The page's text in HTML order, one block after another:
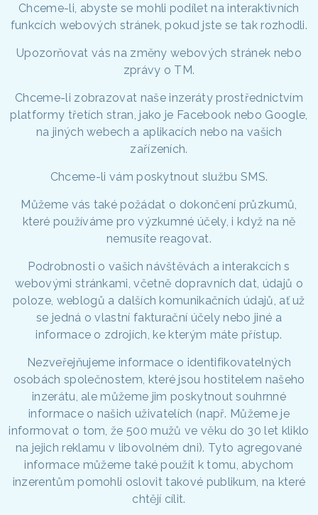
Chceme-li, abyste se mohli podílet na interaktivních
funkcích webových stránek, pokud jste se tak rozhodli.
Upozorňovat vás na změny webových stránek nebo
zprávy o TM.
Chceme-li zobrazovat naše inzeráty prostřednictvím
platformy třetích stran, jako je Facebook nebo Google,
na jiných webech a aplikacích nebo na vašich
zařízeních.
Chceme-li vám poskytnout službu SMS.
Můžeme vás také požádat o dokončení průzkumů,
které používáme pro výzkumné účely, i když na ně
nemusíte reagovat.
Podrobnosti o vašich návštěvách a interakcích s
webovými stránkami, včetně dopravních dat, údajů o
poloze, weblogů a dalších komunikačních údajů, ať už
se jedná o vlastní fakturační účely nebo jiné a
informace o zdrojích, ke kterým máte přístup.
Nezveřejňujeme informace o identifikovatelných
osobách společnostem, které jsou hostitelem našeho
inzerátu, ale můžeme jim poskytnout souhrnné
informace o našich uživatelích (např. Můžeme je
informovat o tom, že 500 mužů ve věku do 30 let kliklo
na jejich reklamu v libovolném dni). Tyto agregované
informace můžeme také použít k tomu, abychom
inzerentům pomohli oslovit takové publikum, na které
chtějí cílit.